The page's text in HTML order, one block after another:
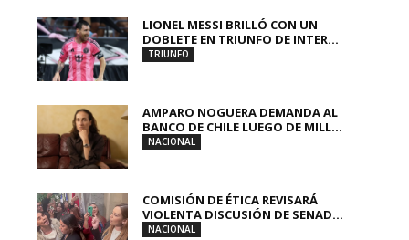
LIONEL MESSI BRILLÓ CON UN
DOBLETE EN TRIUNFO DE INTER...
TRIUNFO
AMPARO NOGUERA DEMANDA AL
BANCO DE CHILE LUEGO DE MILL...
NACIONAL
COMISIÓN DE ÉTICA REVISARÁ
VIOLENTA DISCUSIÓN DE SENAD...
NACIONAL